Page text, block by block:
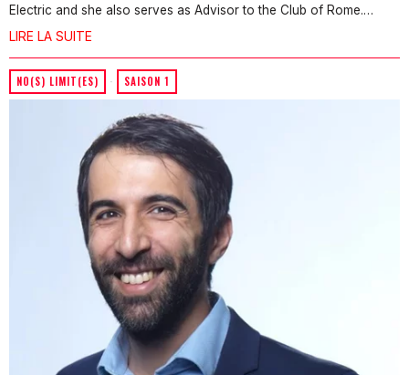
Electric and she also serves as Advisor to the Club of Rome.…
LIRE LA SUITE
NO(S) LIMIT(ES) · SAISON 1